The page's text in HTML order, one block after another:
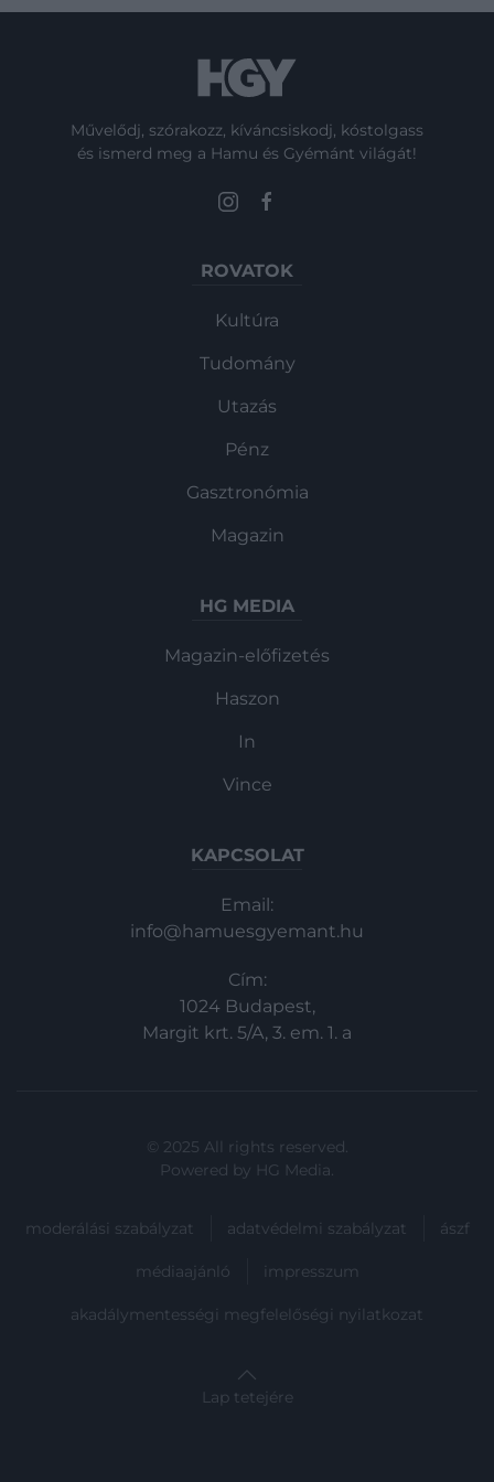
Művelődj, szórakozz, kíváncsiskodj, kóstolgass
és ismerd meg a Hamu és Gyémánt világát!
ROVATOK
Kultúra
Tudomány
Utazás
Pénz
Gasztronómia
Magazin
HG MEDIA
Magazin-előfizetés
Haszon
In
Vince
KAPCSOLAT
Email:
info@hamuesgyemant.hu
Cím:
1024 Budapest,
Margit krt. 5/A, 3. em. 1. a
© 2025 All rights reserved.
Powered by HG Media.
moderálási szabályzat adatvédelmi szabályzat ászf
médiaajánló impresszum
akadálymentességi megfelelőségi nyilatkozat
Lap tetejére